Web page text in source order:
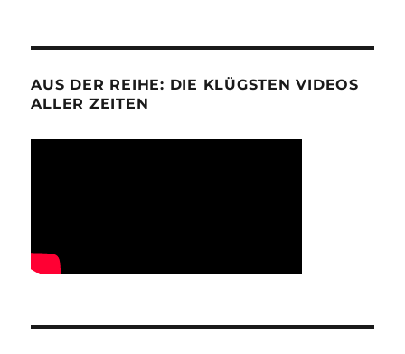
AUS DER REIHE: DIE KLÜGSTEN VIDEOS
ALLER ZEITEN